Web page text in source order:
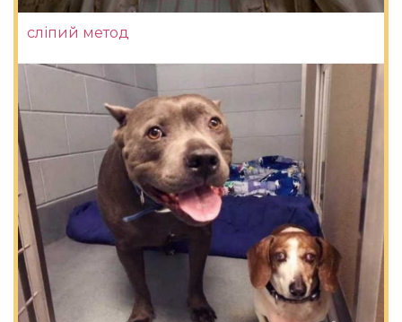
сліпий метод